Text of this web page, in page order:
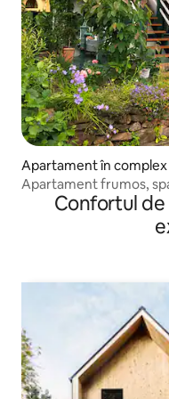
Apartament în complex
g
Apartament frumos,
Confortul de